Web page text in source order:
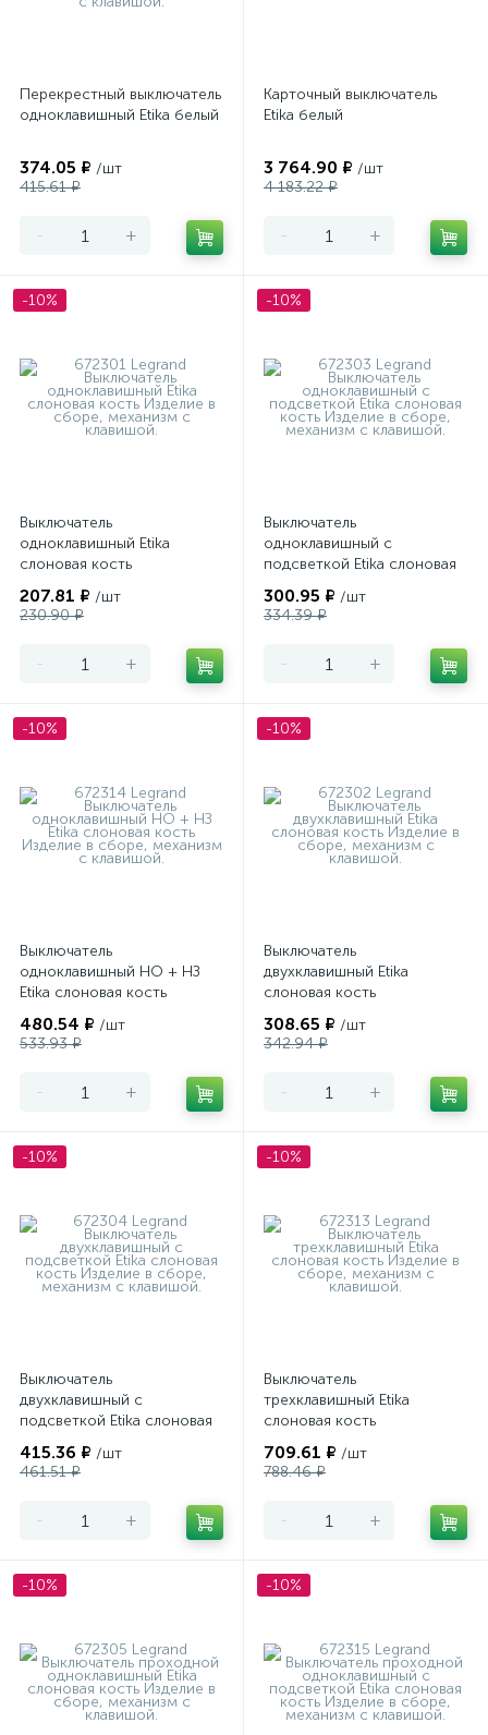
Перекрестный выключатель
одноклавишный Etika белый
374.05 ₽ /шт
415.61 ₽
- +
Карточный выключатель
Etika белый
3 764.90 ₽ /шт
4 183.22 ₽
- +
-10%
Выключатель
одноклавишный Etika
слоновая кость
207.81 ₽ /шт
230.90 ₽
- +
-10%
Выключатель
одноклавишный с
подсветкой Etika слоновая
300.95 ₽ /шт
334.39 ₽
- +
-10%
Выключатель
одноклавишный НО + НЗ
Etika слоновая кость
480.54 ₽ /шт
533.93 ₽
- +
-10%
Выключатель
двухклавишный Etika
слоновая кость
308.65 ₽ /шт
342.94 ₽
- +
-10%
Выключатель
двухклавишный с
подсветкой Etika слоновая
415.36 ₽ /шт
461.51 ₽
- +
-10%
Выключатель
трехклавишный Etika
слоновая кость
709.61 ₽ /шт
788.46 ₽
- +
-10% -10%